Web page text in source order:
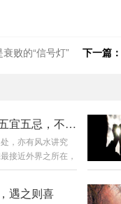
败的“信号灯” 下一篇：
阳台风水吉凶自查：五宜五忌，不可不知
，亦有风水讲究
接近外界之所在，
格局之眼目。阳台
照调整。第一
遇之则喜